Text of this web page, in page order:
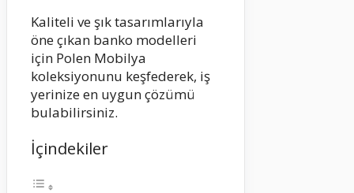
Kaliteli ve şık tasarımlarıyla
öne çıkan banko modelleri
için Polen Mobilya
koleksiyonunu keşfederek, iş
yerinize en uygun çözümü
bulabilirsiniz.
İçindekiler